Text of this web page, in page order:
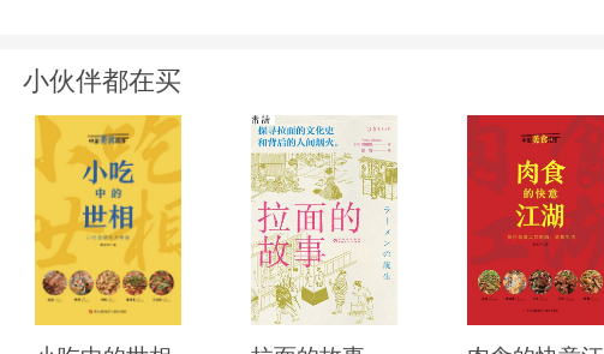
小伙伴都在买